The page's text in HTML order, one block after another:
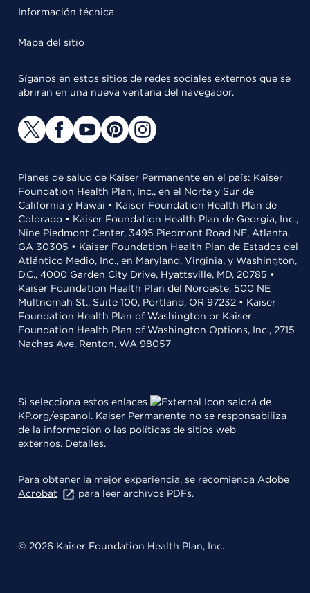
Información técnica
Mapa del sitio
Síganos en estos sitios de redes sociales externos que se
abrirán en una nueva ventana del navegador.
Planes de salud de Kaiser Permanente en el país: Kaiser
Foundation Health Plan, Inc., en el Norte y Sur de
California y Hawái • Kaiser Foundation Health Plan de
Colorado • Kaiser Foundation Health Plan de Georgia, Inc.,
Nine Piedmont Center, 3495 Piedmont Road NE, Atlanta,
GA 30305 • Kaiser Foundation Health Plan de Estados del
Atlántico Medio, Inc., en Maryland, Virginia, y Washington,
D.C., 4000 Garden City Drive, Hyattsville, MD, 20785 •
Kaiser Foundation Health Plan del Noroeste, 500 NE
Multnomah St., Suite 100, Portland, OR 97232 • Kaiser
Foundation Health Plan of Washington or Kaiser
Foundation Health Plan of Washington Options, Inc., 2715
Naches Ave, Renton, WA 98057
Si selecciona estos enlaces
saldrá de
KP.org/espanol. Kaiser Permanente no se responsabiliza
de la información o las políticas de sitios web
externos. Detalles.
Para obtener la mejor experiencia, se recomienda Adobe
Acrobat
para leer archivos PDFs.
© 2026 Kaiser Foundation Health Plan, Inc.